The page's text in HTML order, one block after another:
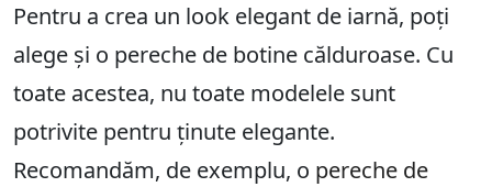
Pentru a crea un look elegant de iarnă, poți
alege și o pereche de botine călduroase. Cu
toate acestea, nu toate modelele sunt
potrivite pentru ținute elegante.
Recomandăm, de exemplu, o pereche de